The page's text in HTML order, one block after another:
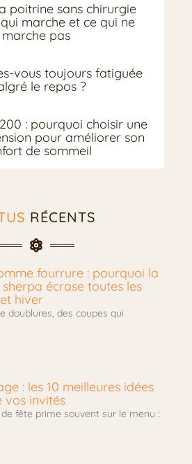
poitrine sans chirurgie
marche et ce qui ne
marche pas
vous toujours fatiguée
le repos ?
: pourquoi choisir une
pour améliorer son
de sommeil
RÉCENTS
fourrure : pourquoi la
écrase toutes les
hiver
doublures, des coupes qui
: les 10 meilleures idées
vos invités
fête prime souvent sur le menu :